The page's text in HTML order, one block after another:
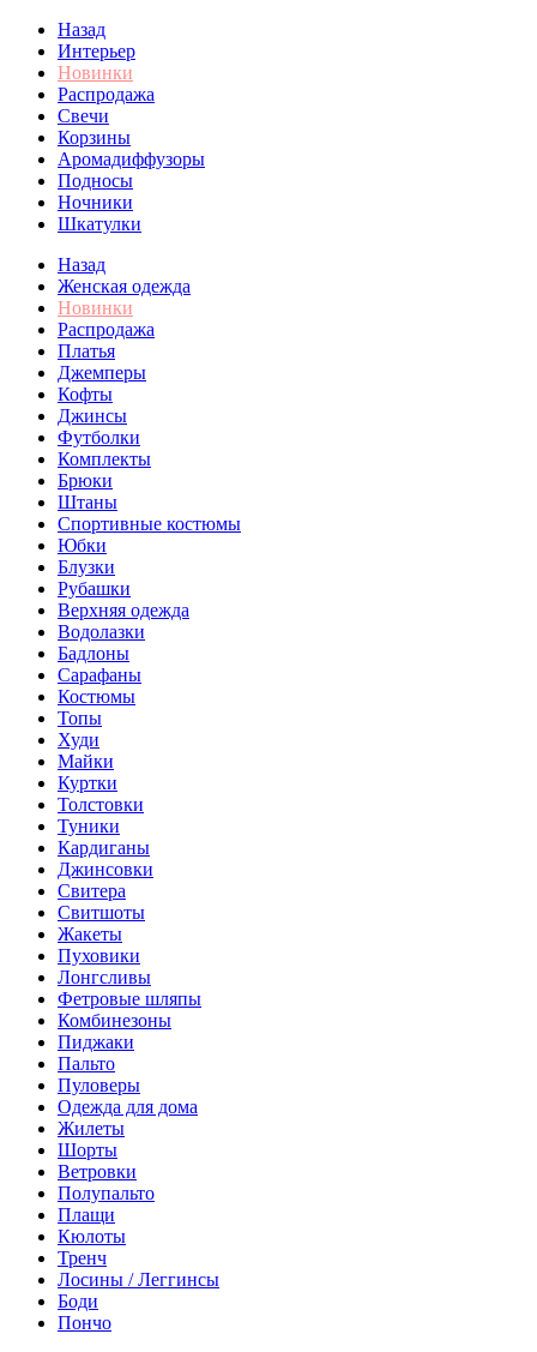
Назад
Интерьер
Новинки
Распродажа
Свечи
Корзины
Аромадиффузоры
Подносы
Ночники
Шкатулки
Назад
Женская одежда
Новинки
Распродажа
Платья
Джемперы
Кофты
Джинсы
Футболки
Комплекты
Брюки
Штаны
Спортивные костюмы
Юбки
Блузки
Рубашки
Верхняя одежда
Водолазки
Бадлоны
Сарафаны
Костюмы
Топы
Худи
Майки
Куртки
Толстовки
Туники
Кардиганы
Джинсовки
Свитера
Свитшоты
Жакеты
Пуховики
Лонгсливы
Фетровые шляпы
Комбинезоны
Пиджаки
Пальто
Пуловеры
Одежда для дома
Жилеты
Шорты
Ветровки
Полупальто
Плащи
Кюлоты
Тренч
Лосины / Леггинсы
Боди
Пончо